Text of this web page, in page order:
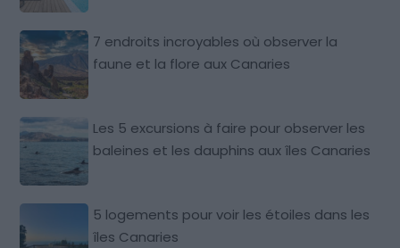
7 endroits incroyables où observer la
faune et la flore aux Canaries
Les 5 excursions à faire pour observer les
baleines et les dauphins aux îles Canaries
5 logements pour voir les étoiles dans les
îles Canaries